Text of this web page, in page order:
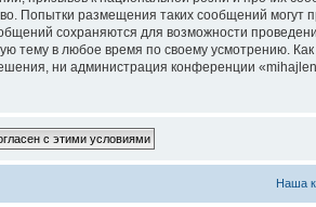
Попытки размещения таких сообщений
сохраняются для возможности
в любое время по своему усмотрению.
ни администрация конференции
Наша